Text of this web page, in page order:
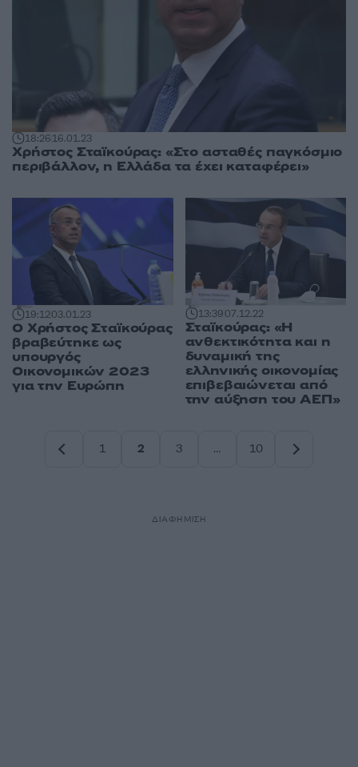
18:2616.01.23
Χρήστος Σταϊκούρας: «Στο ασταθές παγκόσμιο
περιβάλλον, η Ελλάδα τα έχει καταφέρει»
19:1203.01.23
Ο Χρήστος Σταϊκούρας
βραβεύτηκε ως
υπουργός
Οικονομικών 2023
για την Ευρώπη
13:3907.12.22
Σταϊκούρας: «Η
ανθεκτικότητα και η
δυναμική της
ελληνικής οικονομίας
επιβεβαιώνεται από
την αύξηση του ΑΕΠ»
1
2
3
…
10
ΔΙΑΦΗΜΙΣΗ